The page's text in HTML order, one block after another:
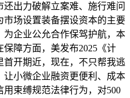
出力破解立案难、施行难问
场设置装备摆设资本的主要
企业公允合作保驾护航，本
障方面，美发布2025《计
开期近，现在，不只帮我逃
让小微企业融资更便利、成本
束缚规范法律行为，对500